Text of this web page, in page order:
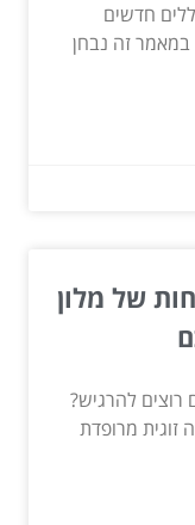
חדשים
במאמר זה נבחן
של מלון
להרגיש?
זוגית מרופדת